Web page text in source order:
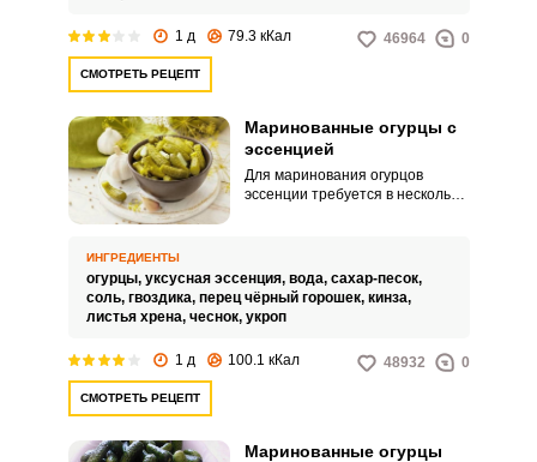
1 д 79.3 кКал 46964 0
СМОТРЕТЬ РЕЦЕПТ
Маринованные огурцы с
эссенцией
Для маринования огурцов
эссенции требуется в несколько
хватит на 2 литровые банки
огурцов.
ИНГРЕДИЕНТЫ
огурцы, уксусная эссенция, вода, сахар-песок,
соль, гвоздика, перец чёрный горошек, кинза,
листья хрена, чеснок, укроп
1 д 100.1 кКал 48932 0
СМОТРЕТЬ РЕЦЕПТ
Маринованные огурцы